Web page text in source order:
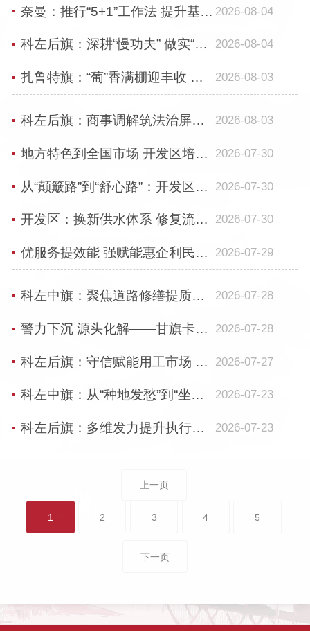
奈曼：推行“5+1”工作法 提升基层微治理能力 2026-08-04
科左后旗：深耕“慢功夫” 做实“微改革” 以营商环境小切口撬动我旗发展大提升 2026-08-04
扎鲁特旗：“葡”香满棚迎丰收 设施农业铺富路 2026-08-03
科左后旗：商事调解筑法治屏障 多元护航优化营商环境 2026-08-03
地方特色到全国市场 开发区培育特色奶食产业矩阵 2026-07-30
从“颠簸路”到“舒心路”：开发区道路修缮让居民安心 2026-07-30
开发区：换新供水体系 修复流域生态 2026-07-30
优服务提效能 强赋能惠企利民——科左后旗全力擦亮政务服务营商底色 2026-07-29
科左中旗：聚焦道路修缮提质整治 畅通民生出行幸福路 2026-07-28
警力下沉 源头化解——甘旗卡第一派出所扎实推进“万警万员进万家”专项行动 2026-07-28
科左后旗：守信赋能用工市场 聚力深耕人社诚信 2026-07-27
科左中旗：从“种地发愁”到“坐享增收” 托管赋能幸福乡村 2026-07-23
科左后旗：多维发力提升执行质效 “执前督促”兑现胜诉权益 2026-07-23
上一页
1 2 3 4 5
下一页